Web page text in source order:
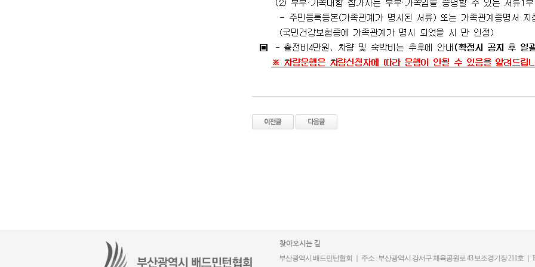
찾아오시는 길
부산광역시 배드민턴협회 ｜ 주소 : 부산광역시 강서구 체육공원로 43 보조경기장 211호 ｜ E-